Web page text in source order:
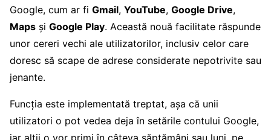
Google, cum ar fi Gmail, YouTube, Google Drive,
Maps și Google Play. Această nouă facilitate răspunde
unor cereri vechi ale utilizatorilor, inclusiv celor care
doresc să scape de adrese considerate nepotrivite sau
jenante.
Funcția este implementată treptat, așa că unii
utilizatori o pot vedea deja în setările contului Google,